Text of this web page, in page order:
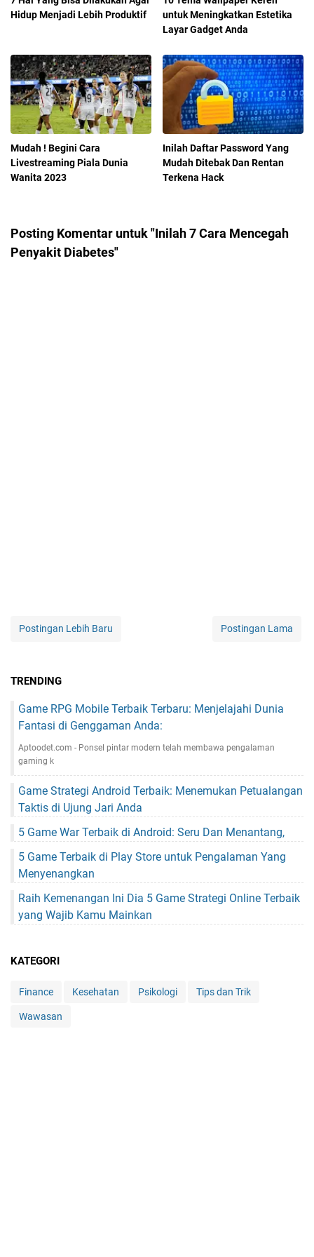
Hidup Menjadi Lebih Produktif
untuk Meningkatkan Estetika
Layar Gadget Anda
Mudah ! Begini Cara
Livestreaming Piala Dunia
Wanita 2023
Inilah Daftar Password Yang
Mudah Ditebak Dan Rentan
Terkena Hack
Posting Komentar untuk "Inilah 7 Cara Mencegah
Penyakit Diabetes"
Postingan Lebih Baru Postingan Lama
TRENDING
Game RPG Mobile Terbaik Terbaru: Menjelajahi Dunia
Fantasi di Genggaman Anda:
Aptoodet.com - Ponsel pintar modern telah membawa pengalaman
gaming k
Game Strategi Android Terbaik: Menemukan Petualangan
Taktis di Ujung Jari Anda
5 Game War Terbaik di Android: Seru Dan Menantang,
5 Game Terbaik di Play Store untuk Pengalaman Yang
Menyenangkan
Raih Kemenangan Ini Dia 5 Game Strategi Online Terbaik
yang Wajib Kamu Mainkan
KATEGORI
Finance Kesehatan Psikologi Tips dan Trik
Wawasan